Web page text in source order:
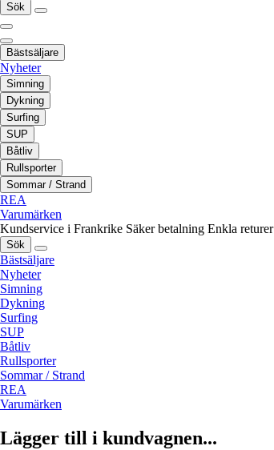
Sök
Bästsäljare
Nyheter
Simning
Dykning
Surfing
SUP
Båtliv
Rullsporter
Sommar / Strand
REA
Varumärken
Kundservice i Frankrike Säker betalning Enkla returer
Sök
Bästsäljare
Nyheter
Simning
Dykning
Surfing
SUP
Båtliv
Rullsporter
Sommar / Strand
REA
Varumärken
Lägger till i kundvagnen...